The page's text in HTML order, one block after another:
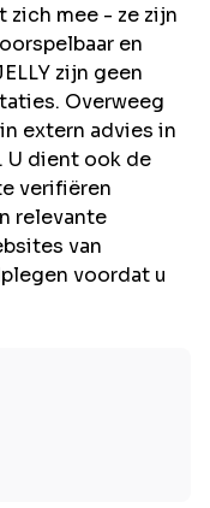
zich mee - ze zijn
en
zijn geen
Overweeg
extern advies in
U dient ook de
verifiëren
relevante
van
voordat u